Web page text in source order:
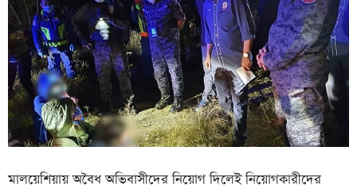
মালয়েশিয়ায় অবৈধ অভিবাসীদের নিয়োগ দিলেই নিয়োগকারীদের